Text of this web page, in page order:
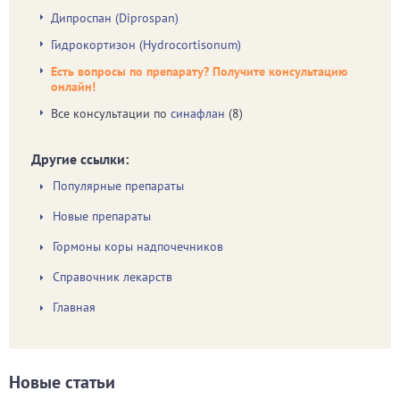
Дипроспан (Diprospan)
Гидрокортизон (Hydrocortisonum)
Есть вопросы по препарату? Получите консультацию
онлайн!
Все консультации по синафлан (8)
Другие ссылки:
Популярные препараты
Новые препараты
Гормоны коры надпочечников
Справочник лекарств
Главная
Новые статьи